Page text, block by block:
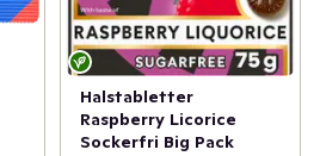
Halstabletter
Raspberry Licorice
Sockerfri Big Pack